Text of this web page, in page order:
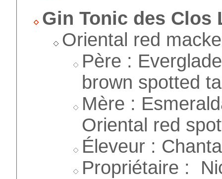
Gin Tonic des Clos
Oriental red
Père :
brown spotted
Mère :
Oriental red
Éleveur :
Propriétaire :